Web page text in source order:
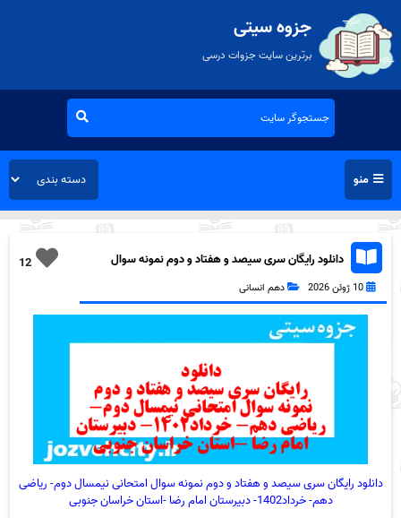
جزوه سیتی
برترین سایت جزوات درسی
منو
12
دانلود رایگان سری سیصد و هفتاد و دوم نمونه سوال
ریاضی و آمار دهم انسانی به همراه pdf
10 ژوئن 2026 دهم انسانی
دانلود رایگان سری سیصد و هفتاد و دوم نمونه سوال امتحانی نیمسال دوم- ریاضی
دهم- خرداد1402- دبیرستان امام رضا -استان خراسان جنوبی